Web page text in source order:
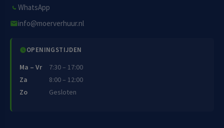
WhatsApp
info@moerverhuur.nl
OPENINGSTIJDEN
Ma – Vr
7:30 – 17:00
Za
8:00 – 12:00
Zo
Gesloten